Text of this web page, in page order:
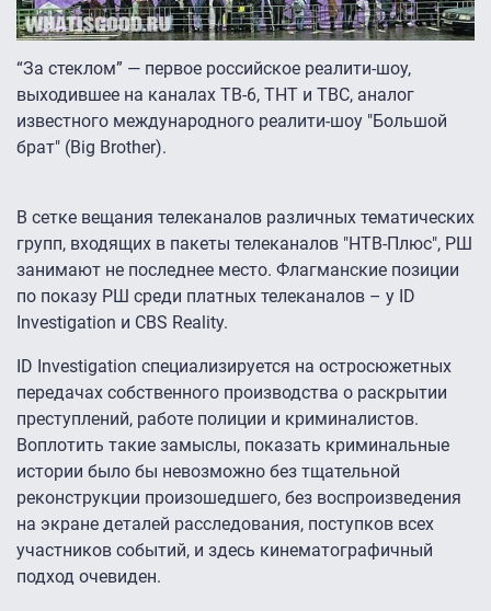
“За стеклом” — первое российское реалити-шоу,
выходившее на каналах ТВ-6, ТНТ и ТВС, аналог
известного международного реалити-шоу "Большой
брат" (Big Brother).
В сетке вещания телеканалов различных тематических
групп, входящих в пакеты телеканалов "НТВ-Плюс", РШ
занимают не последнее место. Флагманские позиции
по показу РШ среди платных телеканалов – у ID
Investigation и CBS Reality.
ID Investigation специализируется на остросюжетных
передачах собственного производства о раскрытии
преступлений, работе полиции и криминалистов.
Воплотить такие замыслы, показать криминальные
истории было бы невозможно без тщательной
реконструкции произошедшего, без воспроизведения
на экране деталей расследования, поступков всех
участников событий, и здесь кинематографичный
подход очевиден.